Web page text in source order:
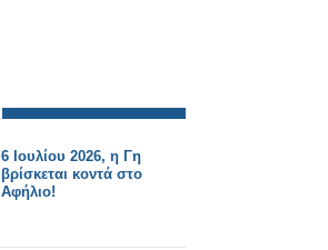
6 Ιουλίου 2026, η Γη
βρίσκεται κοντά στο
Αφήλιο!